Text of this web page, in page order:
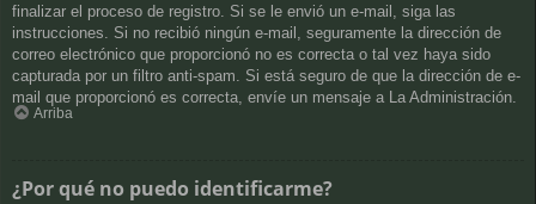
finalizar el proceso de registro. Si se le envió un e-mail, siga las
instrucciones. Si no recibió ningún e-mail, seguramente la dirección de
correo electrónico que proporcionó no es correcta o tal vez haya sido
capturada por un filtro anti-spam. Si está seguro de que la dirección de e-
mail que proporcionó es correcta, envíe un mensaje a La Administración.
Arriba
¿Por qué no puedo identificarme?